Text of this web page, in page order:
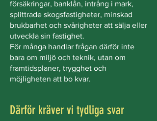
försäkringar, banklån, intrång i mark,
splittrade skogsfastigheter, minskad
brukbarhet och svårigheter att sälja eller
utveckla sin fastighet.
För många handlar frågan därför inte
bara om miljö och teknik, utan om
framtidsplaner, trygghet och
möjligheten att bo kvar.
Därför kräver vi tydliga svar